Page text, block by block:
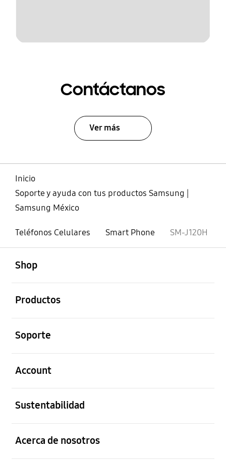
Contáctanos
Ver más
Inicio
Soporte y ayuda con tus productos Samsung |
Samsung México
Teléfonos Celulares Smart Phone SM-J120H
Shop
Productos
Soporte
Account
Sustentabilidad
Acerca de nosotros